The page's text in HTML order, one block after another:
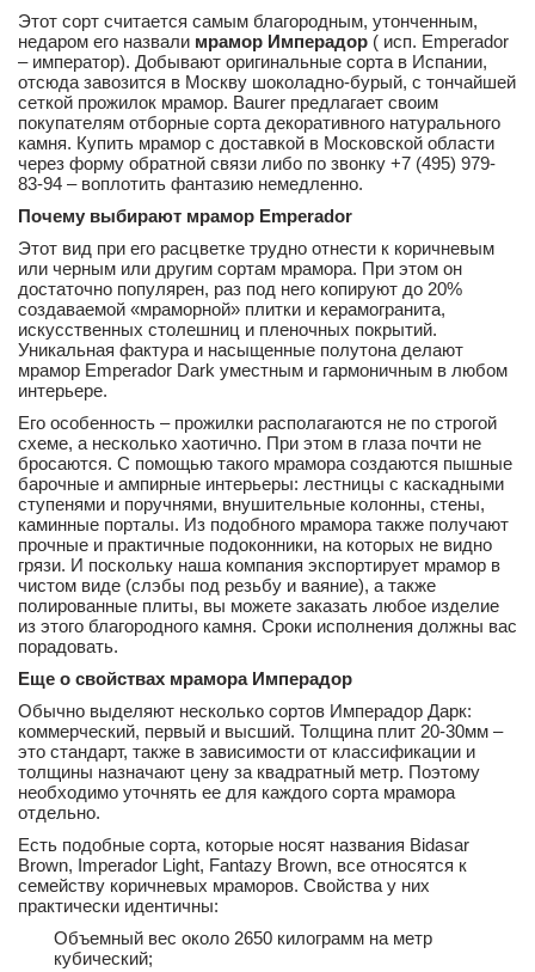
Этот сорт считается самым благородным, утонченным,
недаром его назвали мрамор Имперадор ( исп. Emperador
– император). Добывают оригинальные сорта в Испании,
отсюда завозится в Москву шоколадно-бурый, с тончайшей
сеткой прожилок мрамор. Baurer предлагает своим
покупателям отборные сорта декоративного натурального
камня. Купить мрамор с доставкой в Московской области
через форму обратной связи либо по звонку +7 (495) 979-
83-94 – воплотить фантазию немедленно.
Почему выбирают мрамор Emperador
Этот вид при его расцветке трудно отнести к коричневым
или черным или другим сортам мрамора. При этом он
достаточно популярен, раз под него копируют до 20%
создаваемой «мраморной» плитки и керамогранита,
искусственных столешниц и пленочных покрытий.
Уникальная фактура и насыщенные полутона делают
мрамор Emperador Dark уместным и гармоничным в любом
интерьере.
Его особенность – прожилки располагаются не по строгой
схеме, а несколько хаотично. При этом в глаза почти не
бросаются. С помощью такого мрамора создаются пышные
барочные и ампирные интерьеры: лестницы с каскадными
ступенями и поручнями, внушительные колонны, стены,
каминные порталы. Из подобного мрамора также получают
прочные и практичные подоконники, на которых не видно
грязи. И поскольку наша компания экспортирует мрамор в
чистом виде (слэбы под резьбу и ваяние), а также
полированные плиты, вы можете заказать любое изделие
из этого благородного камня. Сроки исполнения должны вас
порадовать.
Еще о свойствах мрамора Имперадор
Обычно выделяют несколько сортов Имперадор Дарк:
коммерческий, первый и высший. Толщина плит 20-30мм –
это стандарт, также в зависимости от классификации и
толщины назначают цену за квадратный метр. Поэтому
необходимо уточнять ее для каждого сорта мрамора
отдельно.
Есть подобные сорта, которые носят названия Bidasar
Brown, Imperador Light, Fantazy Brown, все относятся к
семейству коричневых мраморов. Свойства у них
практически идентичны:
Объемный вес около 2650 килограмм на метр
кубический;